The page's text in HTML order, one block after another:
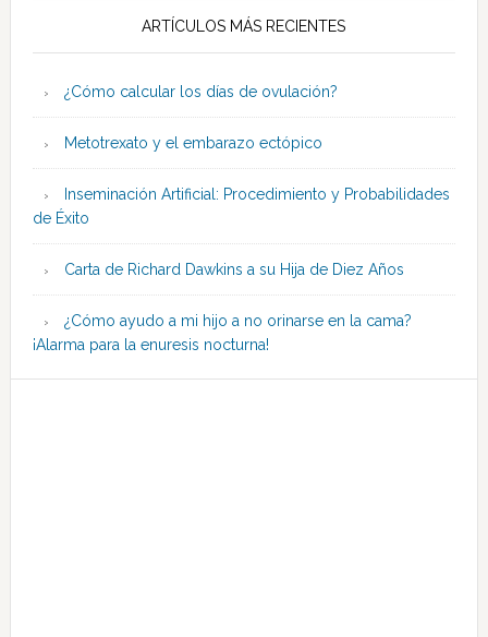
ARTÍCULOS MÁS RECIENTES
¿Cómo calcular los días de ovulación?
Metotrexato y el embarazo ectópico
Inseminación Artificial: Procedimiento y Probabilidades
de Éxito
Carta de Richard Dawkins a su Hija de Diez Años
¿Cómo ayudo a mi hijo a no orinarse en la cama?
¡Alarma para la enuresis nocturna!